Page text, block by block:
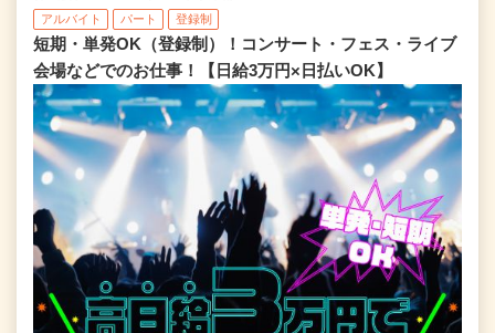
アルバイト パート 登録制
短期・単発OK（登録制）！コンサート・フェス・ライブ
会場などでのお仕事！【日給3万円×日払いOK】